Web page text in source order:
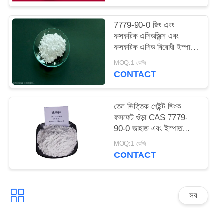
ম্যাপ
PRIVACY
POLICY
7779-90-0 জিং এবং
ফসফরিক এসিডজিন্স এবং
ফসফরিক এসিড বিরোধী ইস্পাত
জন্য ক্ষয়কারী পেইন্ট
MOQ:1 কেজি
CONTACT
তেল ভিত্তিক পেইন্ট জিংক
ফসফেট গুঁড়া CAS 7779-
90-0 জাহাজ এবং ইস্পাত
কাঠামো সংরক্ষণ করুন
MOQ:1 কেজি
CONTACT
সব